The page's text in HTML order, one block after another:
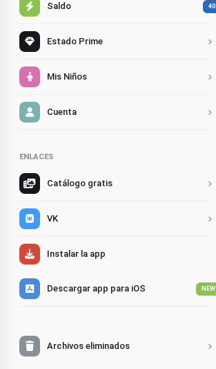
Saldo 40
Estado Prime
Mis Niños
Cuenta
ENLACES
Catálogo gratis
VK
Instalar la app
Descargar app para iOS NEW
Archivos eliminados